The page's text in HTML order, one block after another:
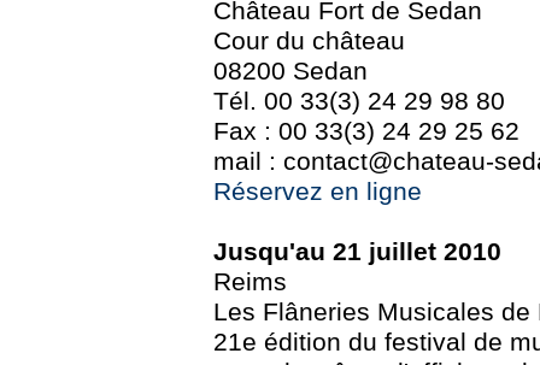
Château Fort de Sedan
Cour du château
08200 Sedan
Tél. 00 33(3) 24 29 98 80
Fax : 00 33(3) 24 29 25 62
mail : contact@chateau-
Réservez en ligne
Jusqu'au 21 juillet 2010
Reims
Les Flâneries Musicales de
21e édition du festival de